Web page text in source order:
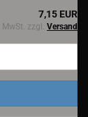
7,15 EUR
MwSt. zzgl. Versand